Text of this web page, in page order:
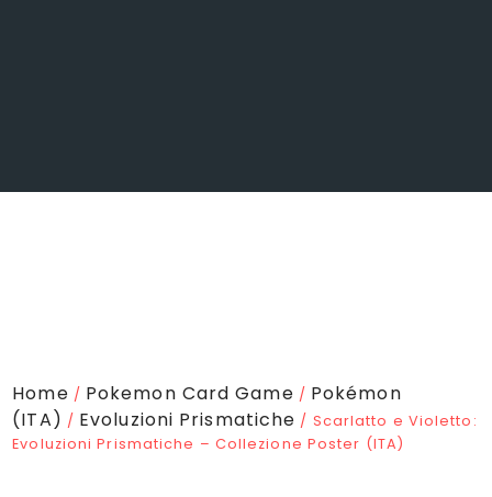
Home / Pokemon Card Game / Pokémon
(ITA) / Evoluzioni Prismatiche / Scarlatto e Violetto:
Evoluzioni Prismatiche – Collezione Poster (ITA)